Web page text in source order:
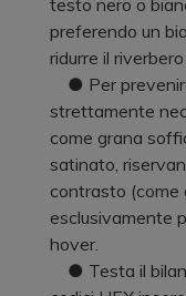
preferendo un
ridurre il riverbero
● Per
strettamente
come grana
satinato,
contrasto (come
esclusivamente
hover.
● Testa il